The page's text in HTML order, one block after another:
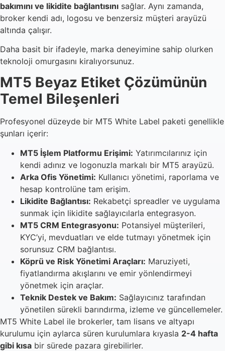
bakımını ve likidite bağlantısını sağlar. Aynı zamanda,
broker kendi adı, logosu ve benzersiz müşteri arayüzü
altında çalışır.
Daha basit bir ifadeyle, marka deneyimine sahip olurken
teknoloji omurgasını kiralıyorsunuz.
MT5 Beyaz Etiket Çözümünün
Temel Bileşenleri
Profesyonel düzeyde bir MT5 White Label paketi genellikle
şunları içerir:
MT5 İşlem Platformu Erişimi: Yatırımcılarınız için
kendi adınız ve logonuzla markalı bir MT5 arayüzü.
Arka Ofis Yönetimi: Kullanıcı yönetimi, raporlama ve
hesap kontrolüne tam erişim.
Likidite Bağlantısı: Rekabetçi spreadler ve uygulama
sunmak için likidite sağlayıcılarla entegrasyon.
MT5 CRM Entegrasyonu: Potansiyel müşterileri,
KYC’yi, mevduatları ve elde tutmayı yönetmek için
sorunsuz CRM bağlantısı.
Köprü ve Risk Yönetimi Araçları: Maruziyeti,
fiyatlandırma akışlarını ve emir yönlendirmeyi
yönetmek için araçlar.
Teknik Destek ve Bakım: Sağlayıcınız tarafından
yönetilen sürekli barındırma, izleme ve güncellemeler.
MT5 White Label ile brokerler, tam lisans ve altyapı
kurulumu için aylarca süren kurulumlara kıyasla 2-4 hafta
gibi kısa bir sürede pazara girebilirler.